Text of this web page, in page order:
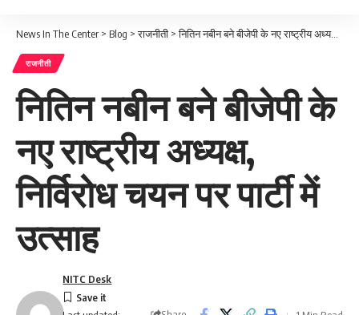
News In The Center > Blog >राजनीती >नितिन नबीन बने बीजेपी के नए राष्ट्रीय अध्यक्ष, निर्विरोध चयन पर पार्टी में उत्साह
राजनीती
नितिन नबीन बने बीजेपी के
नए राष्ट्रीय अध्यक्ष,
निर्विरोध चयन पर पार्टी में
उत्साह
NITC Desk